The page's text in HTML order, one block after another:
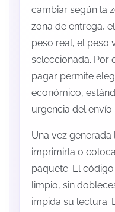
cambiar según la
zona de entrega,
peso real, el peso
seleccionada. Por
pagar permite
económico,
urgencia del envío.
Una vez
imprimirla o
paquete. El
limpio, sin
impida su lectura.